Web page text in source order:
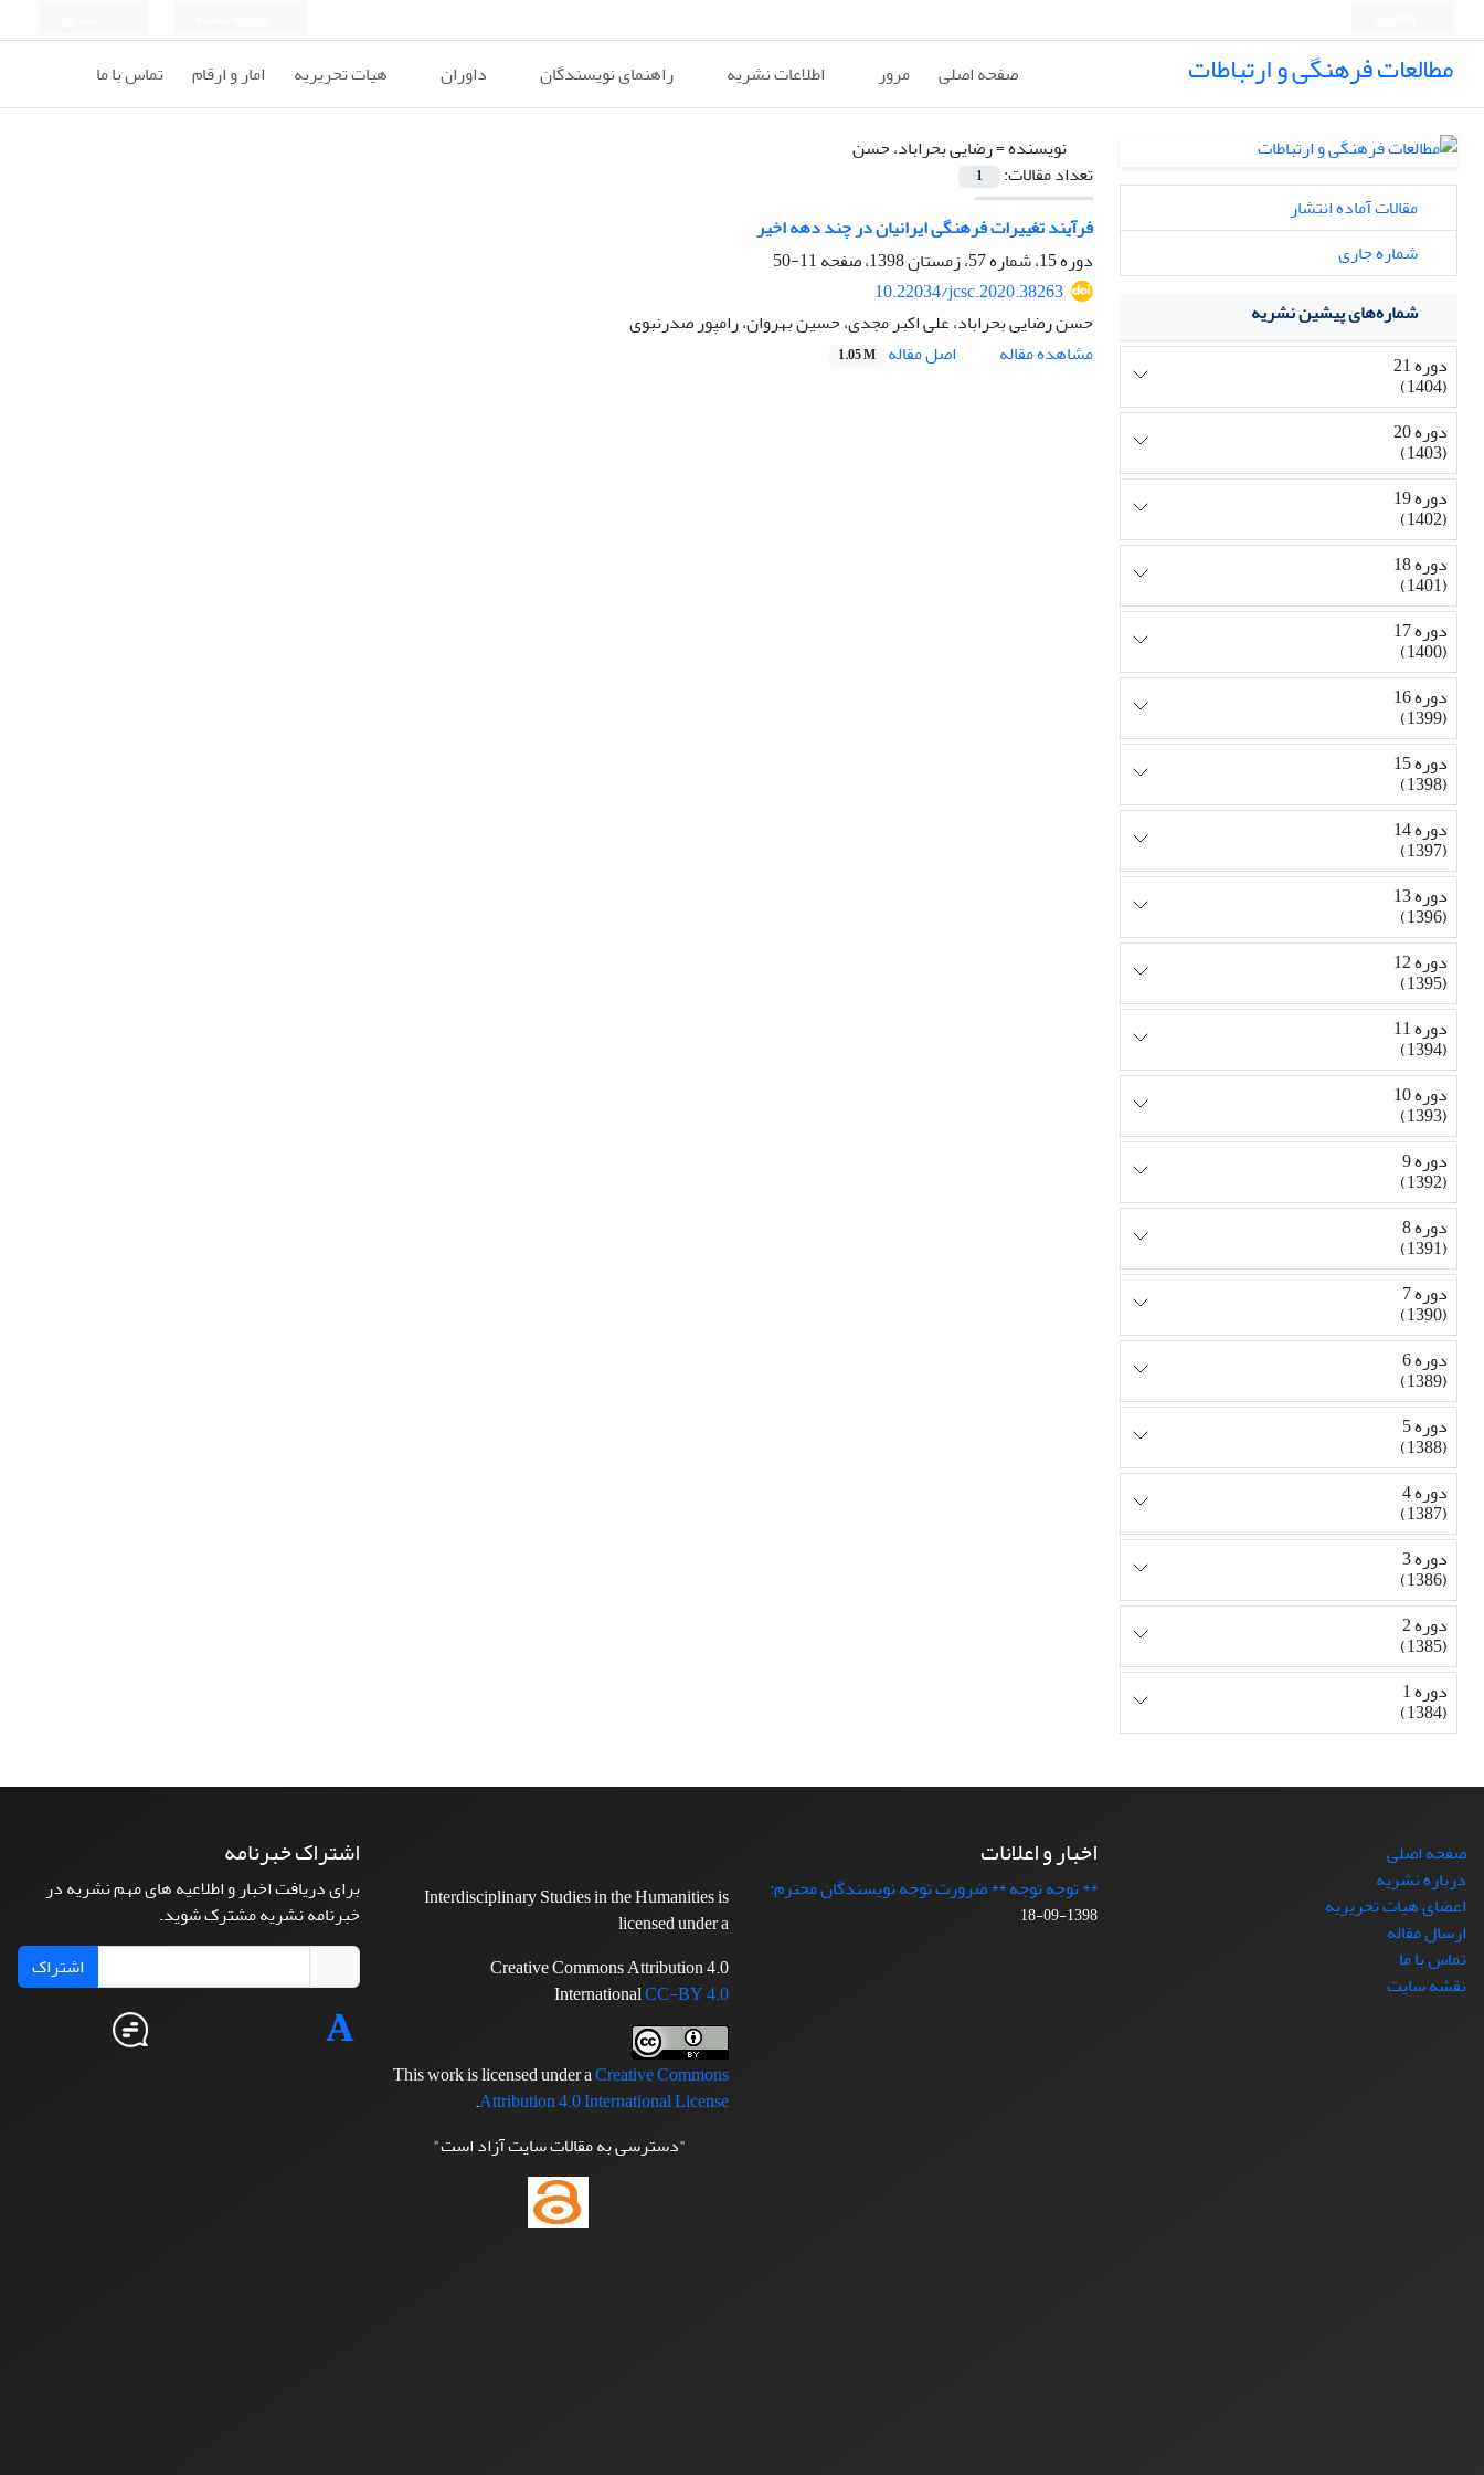
مطالعات فرهنگی و ارتباطات صفحه اصلی مرور اطلاعات نشریه راهنمای نویسندگان داوران هیات تحریریه امار و ارقام تماس با ما
نویسنده =رضایی بحراباد، حسن
تعداد مقالات:
1
فرآیند تغییرات فرهنگی ایرانیان در چند دهه اخیر
دوره 15، شماره 57، زمستان 1398، صفحه
11-50
10.22034/jcsc.2020.38263
حسن رضایی بحراباد، علی اکبر مجدی، حسین بهروان، رامپور صدرنبوی
مشاهده مقاله
اصل مقاله 1.05 M
مقالات آماده انتشار
شماره جاری
شماره‌های پیشین نشریه
دوره 21
(1404)
دوره 20
(1403)
دوره 19
(1402)
دوره 18
(1401)
دوره 17
(1400)
دوره 16
(1399)
دوره 15
(1398)
دوره 14
(1397)
دوره 13
(1396)
دوره 12
(1395)
دوره 11
(1394)
دوره 10
(1393)
دوره 9
(1392)
دوره 8
(1391)
دوره 7
(1390)
دوره 6
(1389)
دوره 5
(1388)
دوره 4
(1387)
دوره 3
(1386)
دوره 2
(1385)
دوره 1
(1384)
صفحه اصلی
درباره نشریه
اعضای هیات تحریریه
ارسال مقاله
تماس با ما
نقشه سایت
اخبار و اعلانات
** توجه توجه ** ضرورت توجه نویسندگان محترم:
1398-09-18
Interdisciplinary Studies in the Humanities is
licensed under a
Creative Commons Attribution 4.0
InternationalCC-BY 4.0
This work is licensed under aCreative Commons
Attribution 4.0 International License
.
"دسترسی به مقالات سایت آزاد است"
اشتراک خبرنامه
برای دریافت اخبار و اطلاعیه های مهم نشریه در
خبرنامه نشریه مشترک شوید.
اشتراک